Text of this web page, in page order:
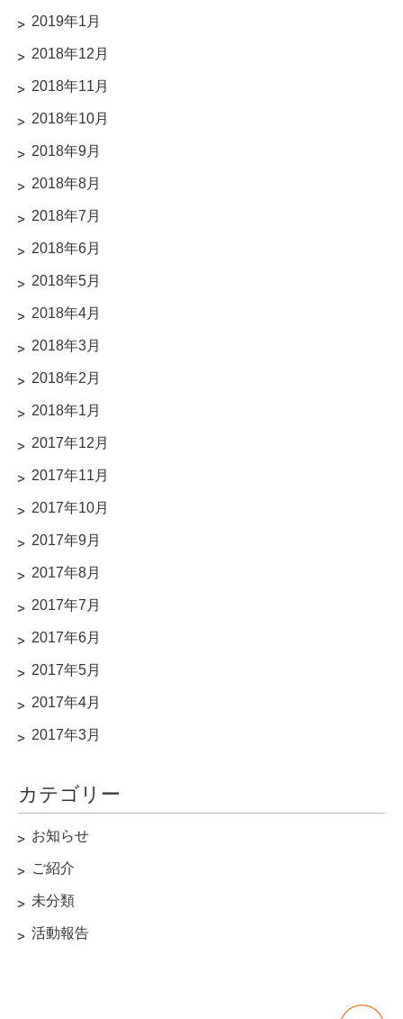
2019年1月
2018年12月
2018年11月
2018年10月
2018年9月
2018年8月
2018年7月
2018年6月
2018年5月
2018年4月
2018年3月
2018年2月
2018年1月
2017年12月
2017年11月
2017年10月
2017年9月
2017年8月
2017年7月
2017年6月
2017年5月
2017年4月
2017年3月
カテゴリー
お知らせ
ご紹介
未分類
活動報告